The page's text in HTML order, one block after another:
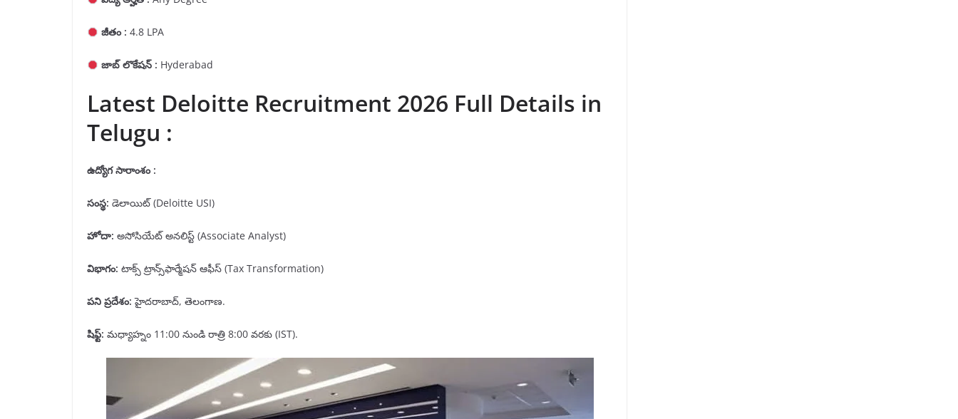
జీతం : 4.8 LPA
జాబ్ లొకేషన్ : Hyderabad
Latest Deloitte Recruitment 2026 Full Details in
Telugu :
ఉద్యోగ సారాంశం :
సంస్థ: డెలాయిట్ (Deloitte USI)
హోదా: అసోసియేట్ అనలిస్ట్ (Associate Analyst)
విభాగం: టాక్స్ ట్రాన్స్‌ఫార్మేషన్ ఆఫీస్ (Tax Transformation)
పని ప్రదేశం: హైదరాబాద్, తెలంగాణ.
షిఫ్ట్: మధ్యాహ్నం 11:00 నుండి రాత్రి 8:00 వరకు (IST).